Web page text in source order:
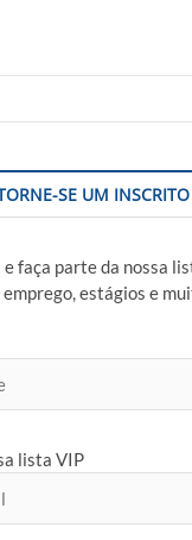
SE UM INSCRITO
faça parte da nossa
estágios e
lista VIP